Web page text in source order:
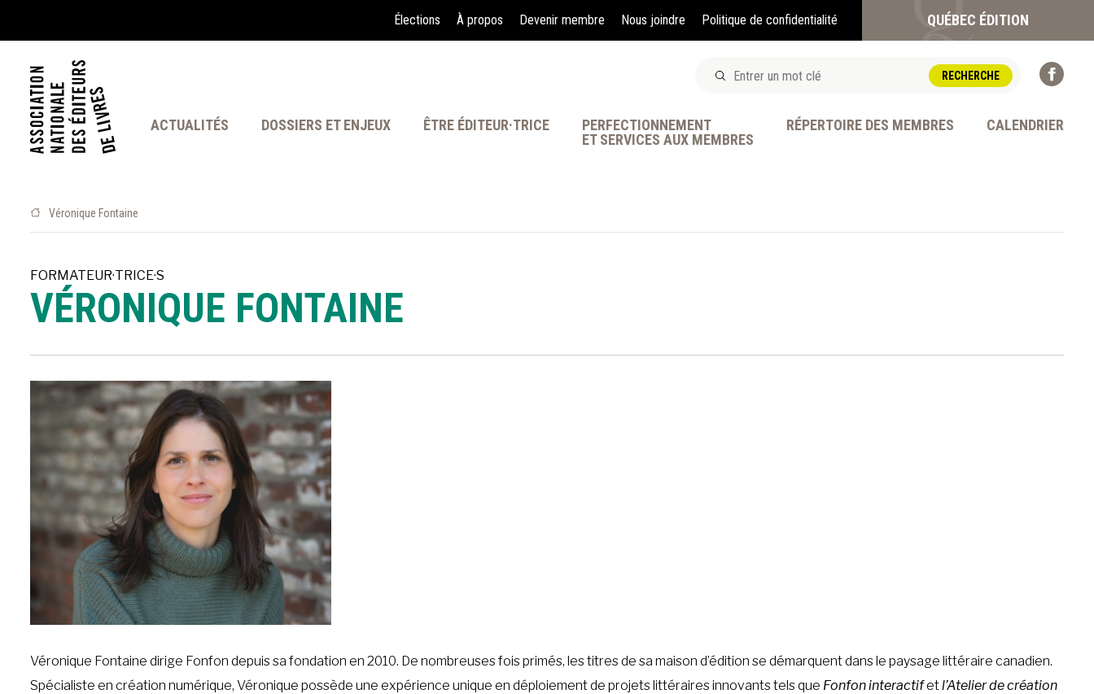
Élections À propos Devenir membre Nous joindre Politique de confidentialité QUÉBEC ÉDITION
ACTUALITÉS DOSSIERS ET ENJEUX ÊTRE ÉDITEUR·TRICE
PERFECTIONNEMENT
ET SERVICES AUX MEMBRES
À LA POINTE DE LA PROFESSION
RÉPERTOIRE DES MEMBRES CALENDRIER
Véronique Fontaine
FORMATEUR·TRICE·S
VÉRONIQUE FONTAINE
Véronique Fontaine dirige Fonfon depuis sa fondation en 2010. De nombreuses fois primés, les titres de sa maison d’édition se démarquent dans le paysage littéraire canadien.
Spécialiste en création numérique, Véronique possède une expérience unique en déploiement de projets littéraires innovants tels que Fonfon interactifetl’Atelier de création